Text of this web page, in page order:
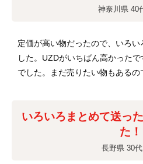
神奈川県 40
定価が高い物だったので、いろ
した。UZDがいちばん高かった
でした。まだ売りたい物もあるの
いろいろまとめて送っ
た！
長野県 30